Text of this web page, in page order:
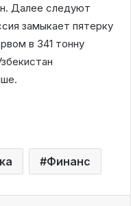
Далее следуют
замыкает пятерку
в 341 тонну
Финанс